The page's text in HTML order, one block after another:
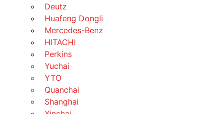
Deutz
Huafeng Dongli
Mercedes-Benz
HITACHI
Perkins
Yuchai
YTO
Quanchai
Shanghai